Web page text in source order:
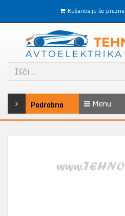
Košarica je še prazna
Podrobno Menu